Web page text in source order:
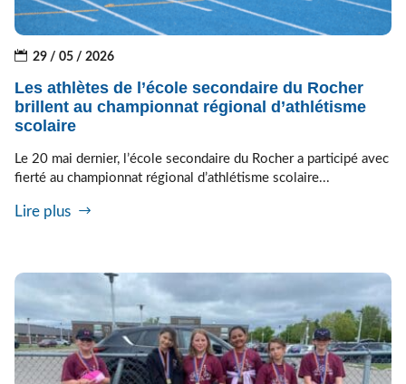
29 / 05 / 2026
Les athlètes de l’école secondaire du Rocher
brillent au championnat régional d’athlétisme
scolaire
Le 20 mai dernier, l’école secondaire du Rocher a participé avec
fierté au championnat régional d’athlétisme scolaire...
Lire plus